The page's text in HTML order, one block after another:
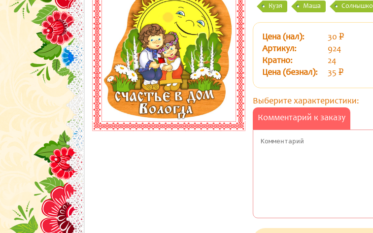
Кузя Маша Солнышко
Цена (нал): 30 p
Артикул:
924
Кратно:
24
Цена (безнал):
35 p
Выберите характеристики:
Комментарий к заказу